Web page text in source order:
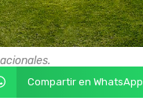
Compartir en WhatsApp